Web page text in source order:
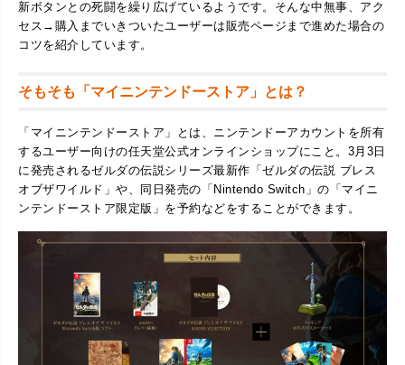
新ボタンとの死闘を繰り広げているようです。そんな中無事、アク
セス→購入までいきついたユーザーは販売ページまで進めた場合の
コツを紹介しています。
そもそも「マイニンテンドーストア」とは？
「マイニンテンドーストア」とは、ニンテンドーアカウントを所有
するユーザー向けの任天堂公式オンラインショップにこと。3月3日
に発売されるゼルダの伝説シリーズ最新作「ゼルダの伝説 ブレス
オブザワイルド」や、同日発売の「Nintendo Switch」の「マイニ
ンテンドーストア限定版」を予約などをすることができます。